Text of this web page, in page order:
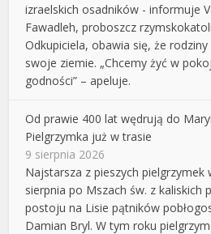
izraelskich osadników - informuje
Fawadleh, proboszcz
Odkupiciela, obawia się, że
swoje ziemie. „Chcemy żyć w
godności” – apeluje.
Od prawie 400 lat wędrują do
Pielgrzymka już w trasie
9 sierpnia 2026
Najstarsza z pieszych pielgrzymek
sierpnia po Mszach św. z kaliskich
postoju na Lisie pątników
Damian Bryl. W tym roku